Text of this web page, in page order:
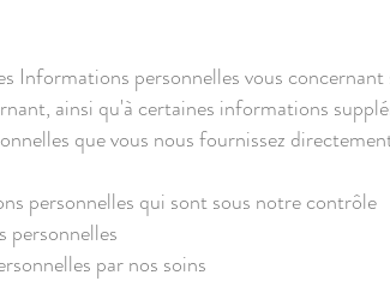
Informations personnelles vous
ainsi qu'à certaines informations
que vous nous fournissez
personnelles qui sont sous notre contrôle
personnelles
par nos soins